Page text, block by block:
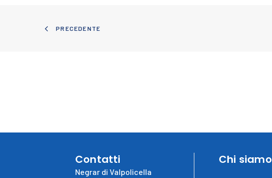
PRECEDENTE
Contatti
Negrar di Valpolicella
Chi siamo